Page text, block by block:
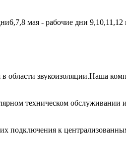
мая - рабочие дни
звукоизоляции.Наша
техническом обслуживании
подключения к